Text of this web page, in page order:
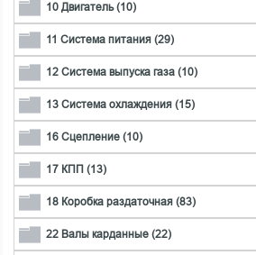
10 Двигатель (10)
11 Система питания (29)
12 Система выпуска газа (10)
13 Система охлаждения (15)
16 Сцепление (10)
17 КПП (13)
18 Коробка раздаточная (83)
22 Валы карданные (22)